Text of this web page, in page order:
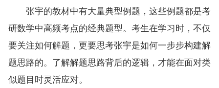
张宇的教材中有大量典型例题，这些例题都是考
研数学中高频考点的经典题型。考生在学习时，不仅
要关注如何解题，更要思考张宇是如何一步步构建解
题思路的。了解解题思路背后的逻辑，才能在面对类
似题目时灵活应对。